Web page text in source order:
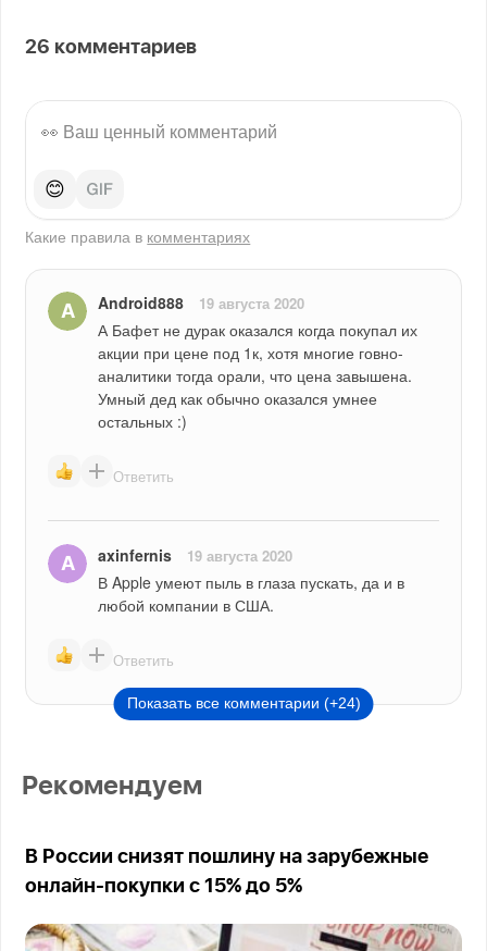
26 комментариев
😊
Какие правила в комментариях
Android888 19 августа 2020
А Бафет не дурак оказался когда покупал их
акции при цене под 1к, хотя многие говно-
аналитики тогда орали, что цена завышена.
Умный дед как обычно оказался умнее
остальных :)
Ответить
axinfernis 19 августа 2020
В Apple умеют пыль в глаза пускать, да и в
любой компании в США.
Ответить
Показать все комментарии (+24)
Рекомендуем
В России снизят пошлину на зарубежные
онлайн-покупки с 15% до 5%